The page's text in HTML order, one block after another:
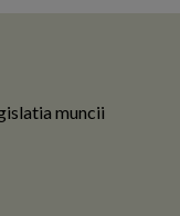
muncii